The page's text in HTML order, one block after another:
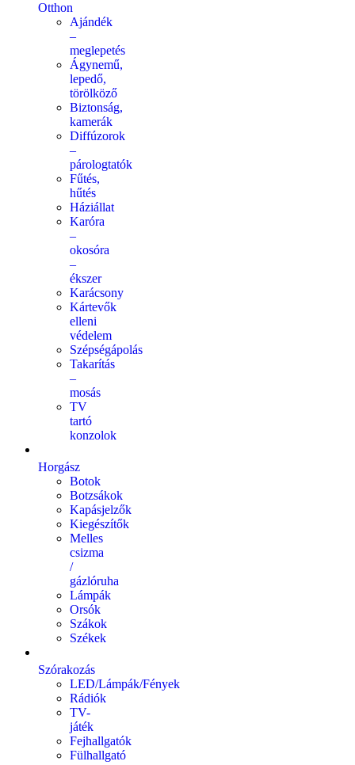
Otthon
Ajándék
–
meglepetés
Ágynemű,
lepedő,
törölköző
Biztonság,
kamerák
Diffúzorok
–
párologtatók
Fűtés,
hűtés
Háziállat
Karóra
–
okosóra
–
ékszer
Karácsony
Kártevők
elleni
védelem
Szépségápolás
Takarítás
–
mosás
TV
tartó
konzolok
Horgász
Botok
Botzsákok
Kapásjelzők
Kiegészítők
Melles
csizma
/
gázlóruha
Lámpák
Orsók
Szákok
Székek
Szórakozás
LED/Lámpák/Fények
Rádiók
TV-
játék
Fejhallgatók
Fülhallgató